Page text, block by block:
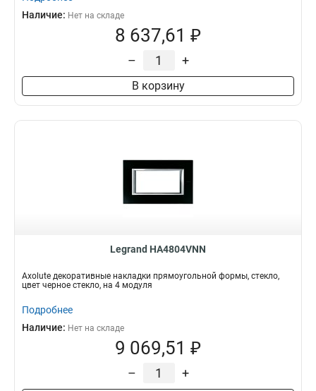
Наличие: Нет на складе
8 637,61 ₽
– +
В корзину
Legrand HA4804VNN
Axolute декоративные накладки прямоугольной формы, стекло,
цвет черное стекло, на 4 модуля
Подробнее
Наличие: Нет на складе
9 069,51 ₽
– +